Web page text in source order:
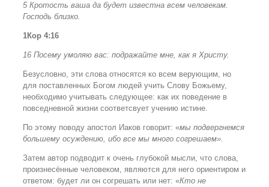
5 Кротость ваша да будет известна всем человекам.
Господь близко.
1Кор 4:16
16 Посему умоляю вас: подражайте мне, как я Христу.
Безусловно, эти слова относятся ко всем верующим, но
для поставленных Богом людей учить Слову Божьему,
необходимо учитывать следующее: как их поведение в
повседневной жизни соответсвует учению истине.
По этому поводу апостол Иаков говорит: «мы подвергнемся
большему осуждению, ибо все мы много согрешаем».
Затем автор подводит к очень глубокой мысли, что слова,
произнесённые человеком, являются для него ориентиром и
ответом: будет ли он согрешать или нет: «Кто не